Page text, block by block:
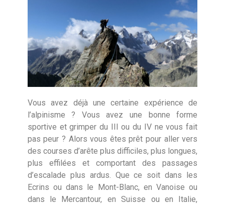
Vous avez déjà une certaine expérience de
l’alpinisme ? Vous avez une bonne forme
sportive et grimper du III ou du IV ne vous fait
pas peur ? Alors vous êtes prêt pour aller vers
des courses d’arête plus difficiles, plus longues,
plus effilées et comportant des passages
d’escalade plus ardus. Que ce soit dans les
Ecrins ou dans le Mont-Blanc, en Vanoise ou
dans le Mercantour, en Suisse ou en Italie,